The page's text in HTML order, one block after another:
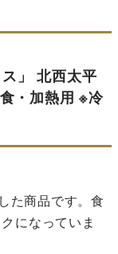
」 北西太平
・加熱用 ※冷
た商品です。食
になっていま